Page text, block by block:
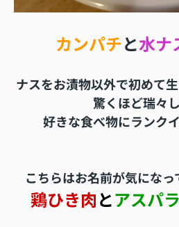
カンパチと水ナ
ナスをお漬物以外で初めて
驚くほど瑞々
好きな食べ物にランク
こちらはお名前が気になっ
鶏ひき肉とアスパ